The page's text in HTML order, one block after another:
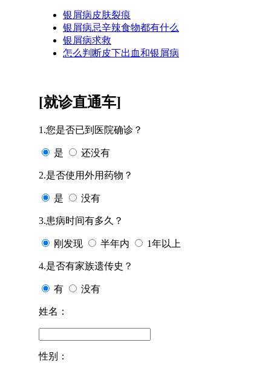
银屑病皮肤裂痕
银屑病忌辛辣食物都有什么
银屑病求救
怎么判断皮下出血和银屑病
[就诊直通车]
1.您是否已到医院确诊？
是 还没有
2.是否使用外用药物？
是 没有
3.患病时间有多久？
刚发现 半年内 1年以上
4.是否有家族遗传史？
有 没有
姓名：
性别：